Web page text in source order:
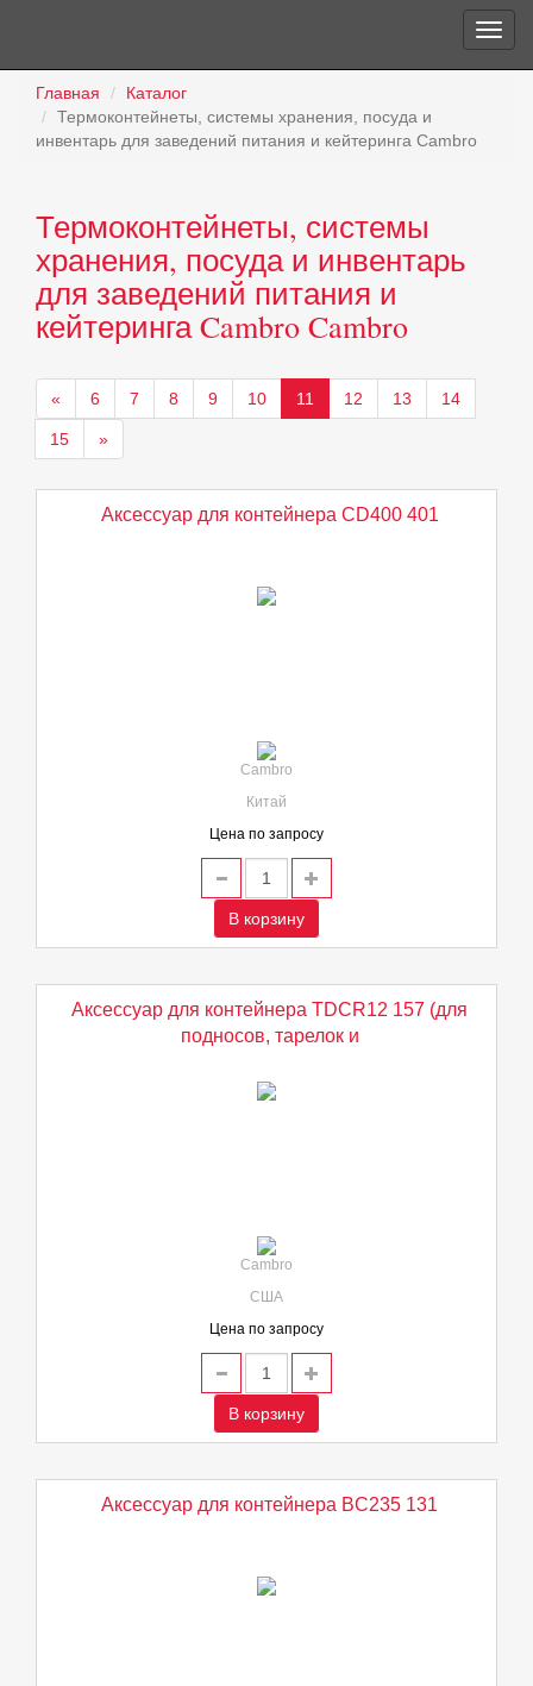
Главная
Каталог
Термоконтейнеты, системы хранения, посуда и
инвентарь для заведений питания и кейтеринга Cambro
Термоконтейнеты, системы
хранения, посуда и инвентарь
для заведений питания и
кейтеринга Cambro Cambro
« 6 7 8 9 10 11 12 13 14
15 »
Аксессуар для контейнера CD400 401
Cambro
Китай
Цена по запросу
В корзину
Аксессуар для контейнера TDCR12 157 (для
подносов, тарелок и
Cambro
США
Цена по запросу
В корзину
Аксессуар для контейнера BC235 131